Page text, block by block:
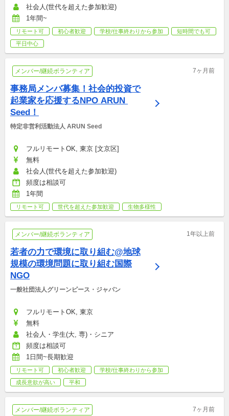
社会人(世代を超えた参加歓迎)
1年間~
リモート可 初心者歓迎 学校/仕事終わりから参加
短時間でも可
平日中心
メンバー/継続ボランティア 7ヶ月前
事務局メンバ募集！社会的投資で
起業家を応援するNPO ARUN
Seed！
特定非営利活動法人 ARUN Seed
フルリモートOK, 東京 [文京区]
無料
社会人(世代を超えた参加歓迎)
頻度は相談可
1年間
リモート可 世代を超えた参加歓迎 生物多様性
メンバー/継続ボランティア 1年以上前
若者の力で環境に取り組む@地球
規模の環境問題に取り組む国際
NGO
一般社団法人グリーンピース・ジャパン
フルリモートOK, 東京
無料
社会人・学生(大, 専)・シニア
頻度は相談可
1日間~長期歓迎
リモート可 初心者歓迎
学校/仕事終わりから参加
成長意欲が高い
平和
メンバー/継続ボランティア 7ヶ月前